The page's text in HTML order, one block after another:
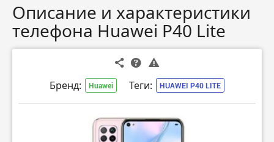
Описание и характеристики
телефона Huawei P40 Lite
Бренд: Huawei Теги: HUAWEI P40 LITE